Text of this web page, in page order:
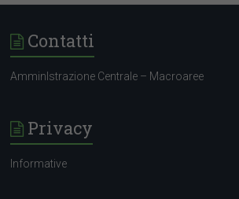
Contatti
AmminIstrazione Centrale – Macroaree
Privacy
Informative